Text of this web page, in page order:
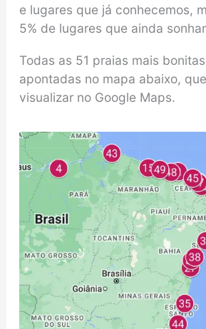
e lugares que já conhecemos,
5% de lugares que ainda
Todas as 51 praias mais
apontadas no mapa abaixo,
visualizar no Google Maps.